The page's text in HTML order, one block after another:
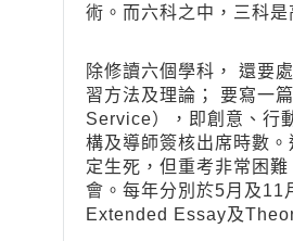
術。而六科之中，三科
除修讀六個學科， 還要
習方法及理論； 要寫一
Service），即創意、行
構及導師簽核出席時數
定生死，但重考非常困
會。每年分別於5月及11
Extended Essay及